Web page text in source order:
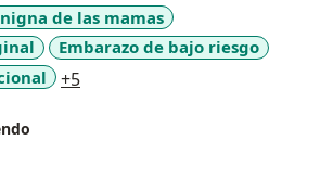
de las mamas
Embarazo de bajo riesgo
+5a11y_sr_more_diseases